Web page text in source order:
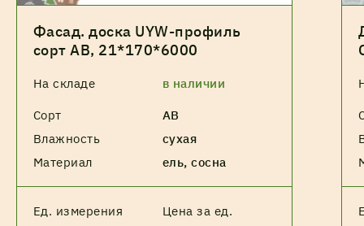
Фасад. доска UYW-профиль
сорт АВ, 21*170*6000
На складе в наличии
Сорт
АВ
Влажность
сухая
Материал
ель, сосна
Ед. измерения Цена за ед.